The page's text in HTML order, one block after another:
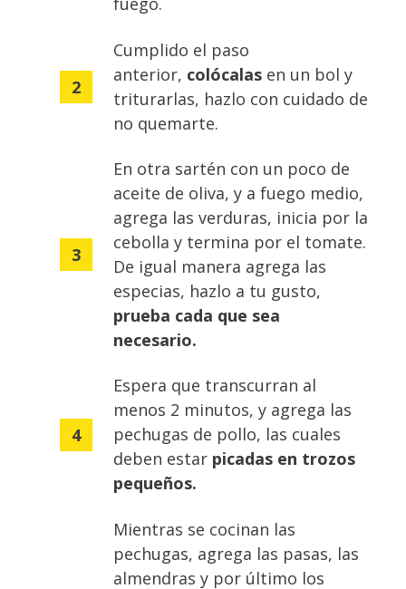
Cumplido el paso
anterior, colócalas en un bol y
triturarlas, hazlo con cuidado de
no quemarte.
En otra sartén con un poco de
aceite de oliva, y a fuego medio,
agrega las verduras, inicia por la
cebolla y termina por el tomate.
De igual manera agrega las
especias, hazlo a tu gusto,
prueba cada que sea
necesario.
Espera que transcurran al
menos 2 minutos, y agrega las
pechugas de pollo, las cuales
deben estar picadas en trozos
pequeños.
Mientras se cocinan las
pechugas, agrega las pasas, las
almendras y por último los